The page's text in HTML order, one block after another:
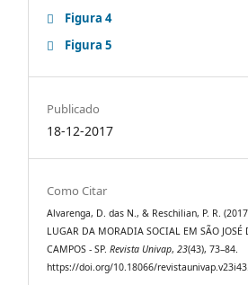
Figura 4
Figura 5
Publicado
18-12-2017
Como Citar
Alvarenga, D. das N., & Reschilian, P. R.
LUGAR DA MORADIA SOCIAL EM SÃO JOSÉ
CAMPOS - SP.Revista Univap,23(43), 73–84.
https://doi.org/10.18066/